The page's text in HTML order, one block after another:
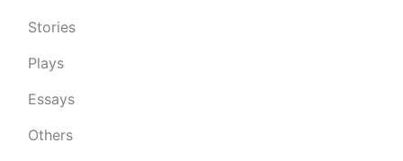
Stories
Plays
Essays
Others